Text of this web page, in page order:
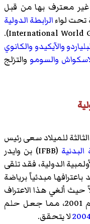
معترف بها من قبل
الرابطة الدولية
(International World Games Association).
والآيكيدو والكانوي
والسومو والتزلج
للميلاد سعى رئيس
(IFBB) بن وايدر
الدولية، فقد تلقى
في 30 يناير 1998 تفيد باعترافها مبدئياً برياضة
حيث ألغي هذا الاعتراف
بعد وصول إدارة جديدة للجنة في عام 2001، مما جعل حلم
لا يتحقق.